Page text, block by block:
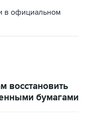
бумагами